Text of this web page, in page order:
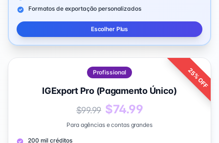
Formatos de exportação personalizados
Escolher Plus
25% OFF
Profissional
IGExport Pro (Pagamento Único)
$99.99 $74.99
Para agências e contas grandes
200 mil créditos